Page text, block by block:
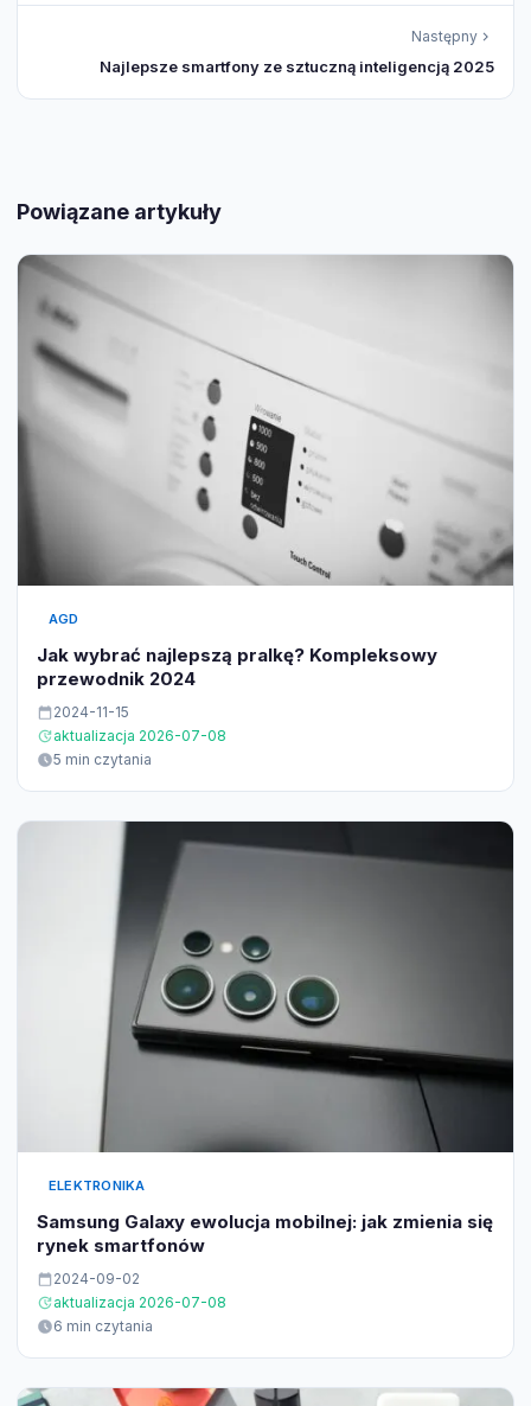
Następny
Najlepsze smartfony ze sztuczną inteligencją 2025
Powiązane artykuły
AGD
Jak wybrać najlepszą pralkę? Kompleksowy
przewodnik 2024
2024-11-15
aktualizacja 2026-07-08
5 min czytania
ELEKTRONIKA
Samsung Galaxy ewolucja mobilnej: jak zmienia się
rynek smartfonów
2024-09-02
aktualizacja 2026-07-08
6 min czytania